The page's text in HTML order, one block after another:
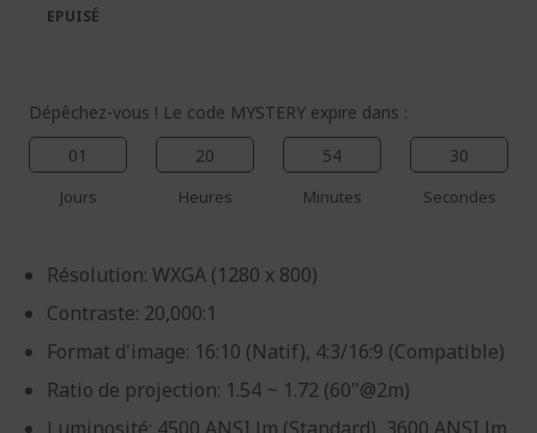
galerie
d’images
Galerie
d’images
Dépêchez-vous ! Le code MYSTERY expire dans :
01
Jours
20
Heures
54
Minutes
30
Secondes
Résolution: WXGA (1280 x 800)
Contraste: 20,000:1
Format d'image: 16:10 (Natif), 4:3/16:9 (Compatible)
Ratio de projection: 1.54 ~ 1.72 (60"@2m)
EPUISÉ